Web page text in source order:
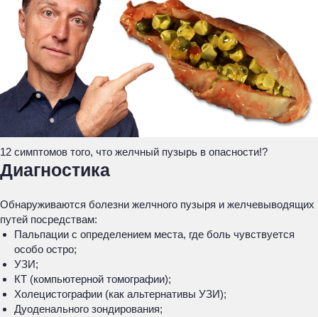
12 симптомов того, что желчный пузырь в опасности!?
Диагностика
Обнаруживаются болезни желчного пузыря и желчевыводящих
путей посредствам:
Пальпации с определением места, где боль чувствуется
особо остро;
УЗИ;
КТ (компьютерной томографии);
Холецистографии (как альтернативы УЗИ);
Дуоденального зондирования;